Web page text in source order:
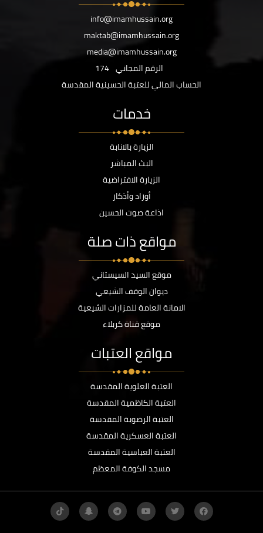
info@imamhussain.org
maktab@imamhussain.org
media@imamhussain.org
الرقم المجاني 174
الحساب المالي للعتبة الحسينية المقدسة
خدمات
الزيارة بالانابة
البث المباشر
الزيارة الافتراضية
أوراد وأذكار
اذاعة صوت الحسين
مواقع ذات صلة
موقع السيد السيستاني
ديوان الوقف الشيعي
الامانة العامة للمزارات الشيعية
موقع قناة كربلاء
مواقع العتبات
العتبة العلوية المقدسة
العتبة الكاظمية المقدسة
العتبة الرضوية المقدسة
العتبة العسكرية المقدسة
العتبة العباسية المقدسة
مسجد الكوفة المعظم